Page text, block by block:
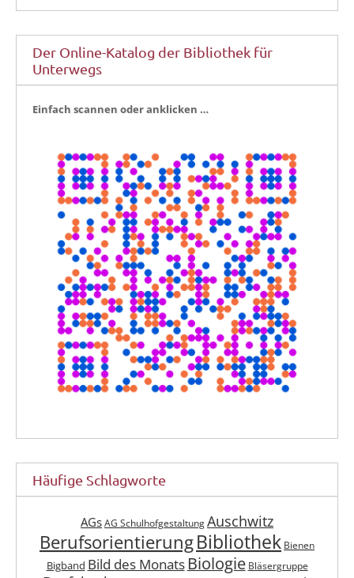
Der Online-Katalog der Bibliothek für
Unterwegs
Ein­fach scan­nen oder anklicken …
Häufige Schlagworte
AGs AG Schulhofgestaltung Auschwitz
BerufsorientierungBibliothek Bienen
Bigband Bild des Monats Biologie Bläsergruppe